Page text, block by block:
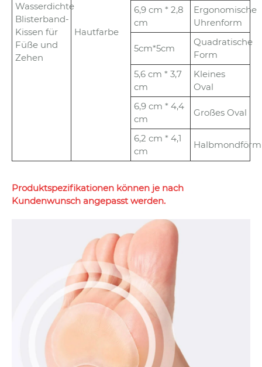
Wasserdichte
Blisterband-
Kissen für
Füße und
Zehen
Hautfarbe
6,9 cm * 2,8
cm
Ergonomische
Uhrenform
5cm*5cm
Quadratische
Form
5,6 cm * 3,7
cm
Kleines
Oval
6,9 cm * 4,4
cm
Großes Oval
6,2 cm * 4,1
cm
Produktspezifikationen können je nach
Kundenwunsch angepasst werden.